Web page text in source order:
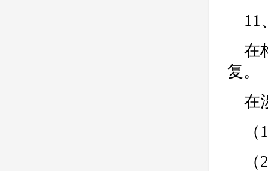
11
在
复。
在